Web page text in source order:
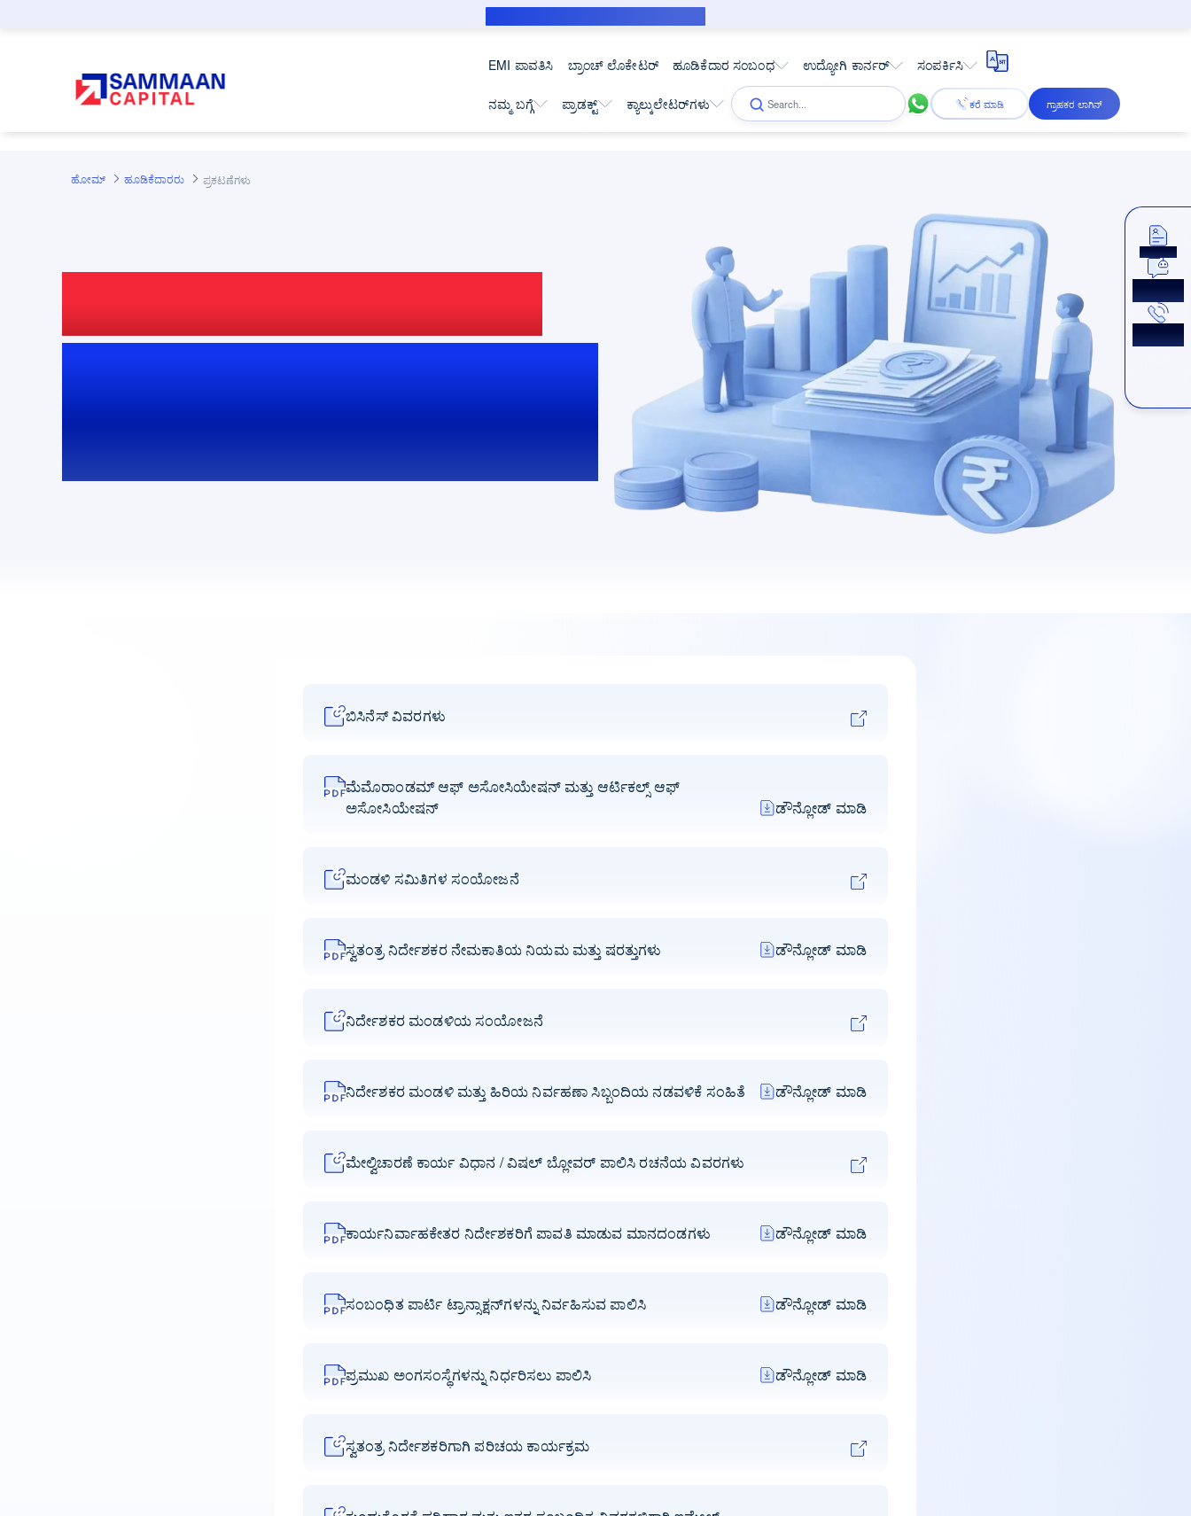
EMI ಪಾವತಿಸಿ ಬ್ರಾಂಚ್ ಲೊಕೇಟರ್ ಹೂಡಿಕೆದಾರ ಸಂಬಂಧ ಉದ್ಯೋಗಿ ಕಾರ್ನರ್ ಸಂಪರ್ಕಿಸಿ
ನಮ್ಮ ಬಗ್ಗೆ ಪ್ರಾಡಕ್ಟ್ ಕ್ಯಾಲ್ಕುಲೇಟರ್‌ಗಳು ಕರೆ ಮಾಡಿ ಗ್ರಾಹಕರ ಲಾಗಿನ್
ಹೋಮ್ ಹೂಡಿಕೆದಾರರು ಪ್ರಕಟಣೆಗಳು
SEBI LODR ಪ್ರಕಟಣೆಗಳು
ಬಿಸಿನೆಸ್ ವಿವರಗಳು
ಮೆಮೊರಾಂಡಮ್ ಆಫ್ ಅಸೋಸಿಯೇಷನ್ ಮತ್ತು ಆರ್ಟಿಕಲ್ಸ್ ಆಫ್
ಅಸೋಸಿಯೇಷನ್
ಡೌನ್ಲೋಡ್ ಮಾಡಿ
ಮಂಡಳಿ ಸಮಿತಿಗಳ ಸಂಯೋಜನೆ
ಸ್ವತಂತ್ರ ನಿರ್ದೇಶಕರ ನೇಮಕಾತಿಯ ನಿಯಮ ಮತ್ತು ಷರತ್ತುಗಳು ಡೌನ್ಲೋಡ್ ಮಾಡಿ
ನಿರ್ದೇಶಕರ ಮಂಡಳಿಯ ಸಂಯೋಜನೆ
ನಿರ್ದೇಶಕರ ಮಂಡಳಿ ಮತ್ತು ಹಿರಿಯ ನಿರ್ವಹಣಾ ಸಿಬ್ಬಂದಿಯ ನಡವಳಿಕೆ ಸಂಹಿತೆ ಡೌನ್ಲೋಡ್ ಮಾಡಿ
ಮೇಲ್ವಿಚಾರಣೆ ಕಾರ್ಯ ವಿಧಾನ / ವಿಷಲ್ ಬ್ಲೋವರ್ ಪಾಲಿಸಿ ರಚನೆಯ ವಿವರಗಳು
ಕಾರ್ಯನಿರ್ವಾಹಕೇತರ ನಿರ್ದೇಶಕರಿಗೆ ಪಾವತಿ ಮಾಡುವ ಮಾನದಂಡಗಳು ಡೌನ್ಲೋಡ್ ಮಾಡಿ
ಸಂಬಂಧಿತ ಪಾರ್ಟಿ ಟ್ರಾನ್ಸಾಕ್ಷನ್‌ಗಳನ್ನು ನಿರ್ವಹಿಸುವ ಪಾಲಿಸಿ ಡೌನ್ಲೋಡ್ ಮಾಡಿ
ಪ್ರಮುಖ ಅಂಗಸಂಸ್ಥೆಗಳನ್ನು ನಿರ್ಧರಿಸಲು ಪಾಲಿಸಿ ಡೌನ್ಲೋಡ್ ಮಾಡಿ
ಸ್ವತಂತ್ರ ನಿರ್ದೇಶಕರಿಗಾಗಿ ಪರಿಚಯ ಕಾರ್ಯಕ್ರಮ
ಅಪ್ಲೈ ಮಾಡಿ